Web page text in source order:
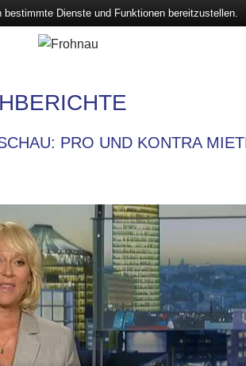
PRO UND KONTRA
Dienste und Funktionen bereitzustellen.